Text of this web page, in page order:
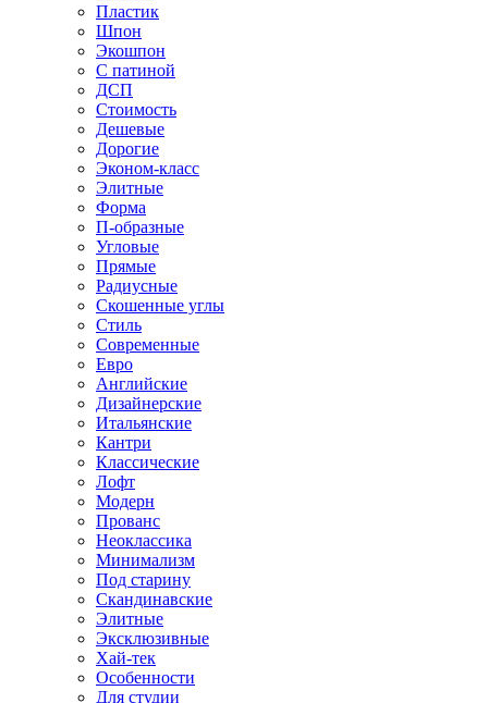
Пластик
Шпон
Экошпон
С патиной
ДСП
Стоимость
Дешевые
Дорогие
Эконом-класс
Элитные
Форма
П-образные
Угловые
Прямые
Радиусные
Скошенные углы
Стиль
Современные
Евро
Английские
Дизайнерские
Итальянские
Кантри
Классические
Лофт
Модерн
Прованс
Неоклассика
Минимализм
Под старину
Скандинавские
Элитные
Эксклюзивные
Хай-тек
Особенности
Для студии